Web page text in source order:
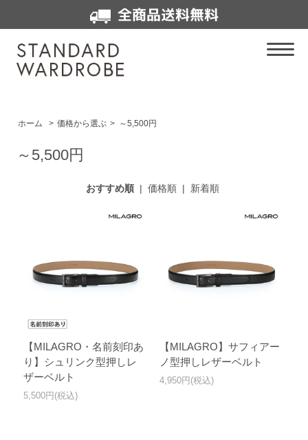
全商品送料無料
ホーム > 価格から選ぶ > ～5,500円
～5,500円
おすすめ順| 価格順| 新着順
【MILAGRO・名前刻印あ
り】シュリンク型押しレ
ザーベルト
5,500円(税込)
【MILAGRO】サフィアー
ノ型押しレザーベルト
4,950円(税込)